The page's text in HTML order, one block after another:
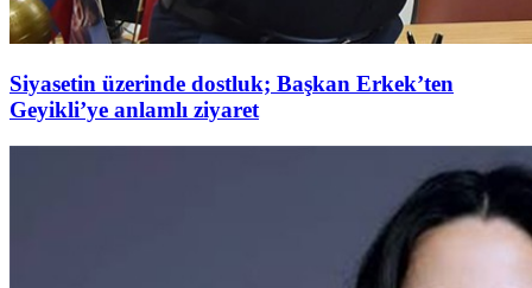
Siyasetin üzerinde dostluk; Başkan Erkek’ten
Geyikli’ye anlamlı ziyaret